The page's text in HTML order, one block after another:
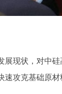
状，对中硅
攻克基础原材